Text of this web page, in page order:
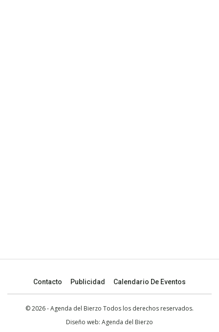
Contacto Publicidad Calendario De Eventos
© 2026 - Agenda del Bierzo Todos los derechos reservados.
Diseño web: Agenda del Bierzo